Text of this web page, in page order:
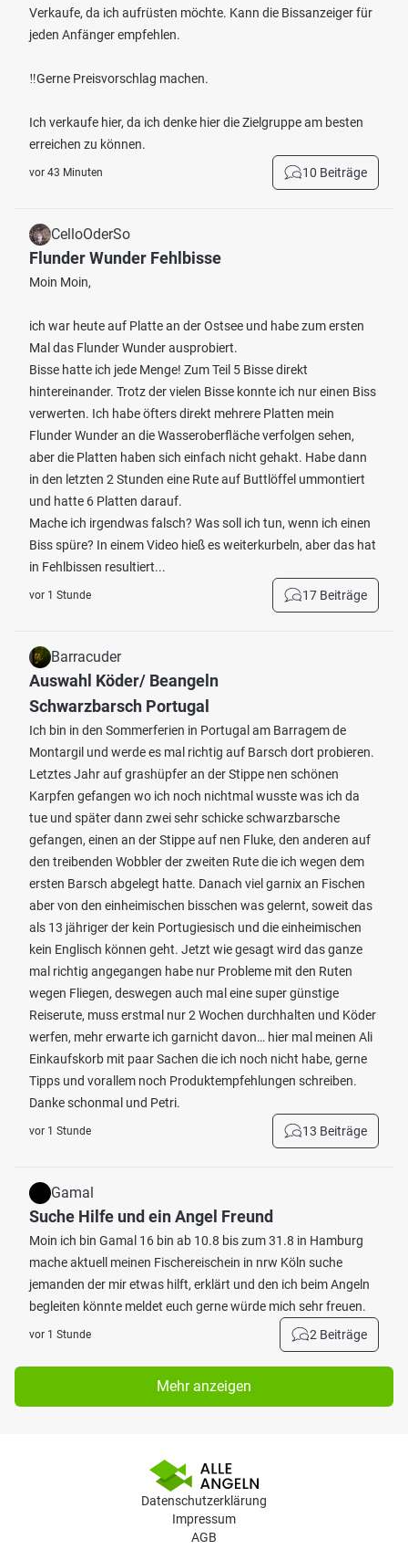
Verkaufe, da ich aufrüsten möchte. Kann die Bissanzeiger für
jeden Anfänger empfehlen.
‼️Gerne Preisvorschlag machen.
Ich verkaufe hier, da ich denke hier die Zielgruppe am besten
erreichen zu können.
vor 43 Minuten 10 Beiträge
CelloOderSo
Flunder Wunder Fehlbisse
Moin Moin,
ich war heute auf Platte an der Ostsee und habe zum ersten
Mal das Flunder Wunder ausprobiert.
Bisse hatte ich jede Menge! Zum Teil 5 Bisse direkt
hintereinander. Trotz der vielen Bisse konnte ich nur einen Biss
verwerten. Ich habe öfters direkt mehrere Platten mein
Flunder Wunder an die Wasseroberfläche verfolgen sehen,
aber die Platten haben sich einfach nicht gehakt. Habe dann
in den letzten 2 Stunden eine Rute auf Buttlöffel ummontiert
und hatte 6 Platten darauf.
Mache ich irgendwas falsch? Was soll ich tun, wenn ich einen
Biss spüre? In einem Video hieß es weiterkurbeln, aber das hat
in Fehlbissen resultiert...
vor 1 Stunde 17 Beiträge
Barracuder
Auswahl Köder/ Beangeln
Schwarzbarsch Portugal
Ich bin in den Sommerferien in Portugal am Barragem de
Montargil und werde es mal richtig auf Barsch dort probieren.
Letztes Jahr auf grashüpfer an der Stippe nen schönen
Karpfen gefangen wo ich noch nichtmal wusste was ich da
tue und später dann zwei sehr schicke schwarzbarsche
gefangen, einen an der Stippe auf nen Fluke, den anderen auf
den treibenden Wobbler der zweiten Rute die ich wegen dem
ersten Barsch abgelegt hatte. Danach viel garnix an Fischen
aber von den einheimischen bisschen was gelernt, soweit das
als 13 jähriger der kein Portugiesisch und die einheimischen
kein Englisch können geht. Jetzt wie gesagt wird das ganze
mal richtig angegangen habe nur Probleme mit den Ruten
wegen Fliegen, deswegen auch mal eine super günstige
Reiserute, muss erstmal nur 2 Wochen durchhalten und Köder
werfen, mehr erwarte ich garnicht davon… hier mal meinen Ali
Einkaufskorb mit paar Sachen die ich noch nicht habe, gerne
Tipps und vorallem noch Produktempfehlungen schreiben.
Danke schonmal und Petri.
vor 1 Stunde 13 Beiträge
Gamal
Suche Hilfe und ein Angel Freund
Moin ich bin Gamal 16 bin ab 10.8 bis zum 31.8 in Hamburg
mache aktuell meinen Fischereischein in nrw Köln suche
jemanden der mir etwas hilft, erklärt und den ich beim Angeln
begleiten könnte meldet euch gerne würde mich sehr freuen.
vor 1 Stunde 2 Beiträge
Mehr anzeigen
Datenschutzerklärung
Impressum
AGB